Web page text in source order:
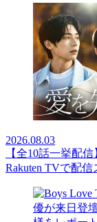
2026.08.03
【全10話一挙配
Rakuten TVで配信